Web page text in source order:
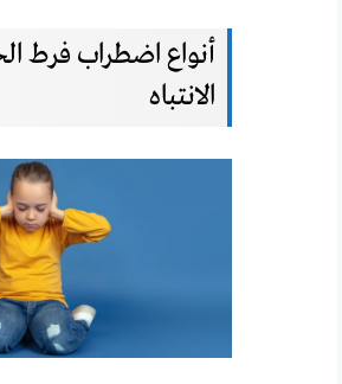
أنواع اضطراب فرط
الانتباه